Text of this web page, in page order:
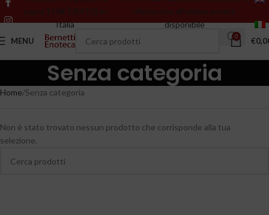
sopra 150€ GRATIS in
Italia
riferiscono all’ultima annata
disponibile
MENU 0 €
Senza categoria
Home Senza categoria
Non è stato trovato nessun prodotto che corrisponde alla tua
selezione.